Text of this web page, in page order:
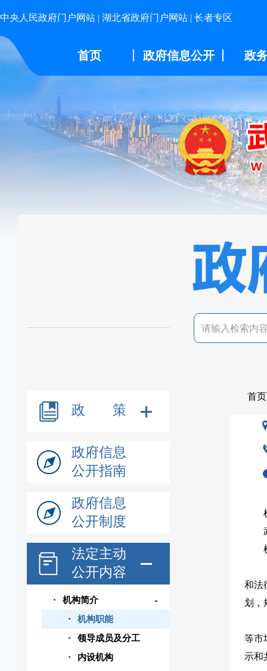
中央人民政府门户网站 | 湖北省政府门户网站 | 长者专区
首页 政府信息公开 政
政 策
政府信息
公开指南
政府信息
公开制度
法定主动
公开内容
机构简介 -
机构职能
领导成员及分工
内设机构
首页
和法
划，
等市
示和